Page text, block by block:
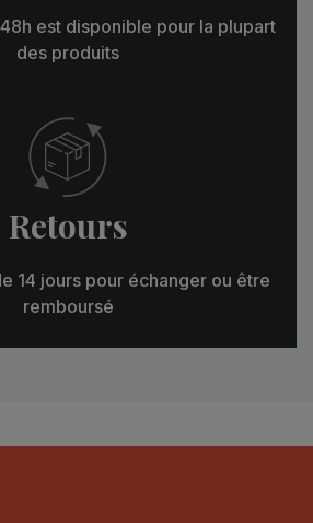
est disponible pour la plupart
des produits
Retours
14 jours pour échanger ou être
remboursé